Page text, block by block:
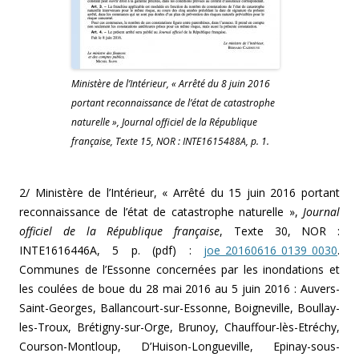
Ministère de l’Intérieur, « Arrêté du 8 juin 2016
portant reconnaissance de l’état de catastrophe
naturelle », Journal officiel de la République
française, Texte 15, NOR : INTE1615488A, p. 1.
2/ Ministère de l’Intérieur, « Arrêté du 15 juin 2016 portant
reconnaissance de l’état de catastrophe naturelle », Journal
officiel de la République française, Texte 30, NOR :
INTE1616446A, 5 p. (pdf) : joe_20160616_0139_0030.
Communes de l’Essonne concernées par les inondations et
les coulées de boue du 28 mai 2016 au 5 juin 2016 : Auvers-
Saint-Georges, Ballancourt-sur-Essonne, Boigneville, Boullay-
les-Troux, Brétigny-sur-Orge, Brunoy, Chauffour-lès-Etréchy,
Courson-Montloup, D’Huison-Longueville, Epinay-sous-